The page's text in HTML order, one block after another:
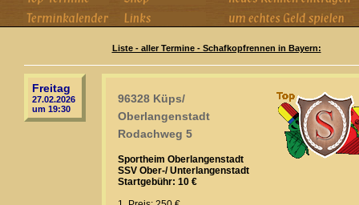
Liste - aller Termine - Schafkopfrennen in Bayern:
Freitag
27.02.2026
um 19:30
96328 Küps/
Oberlangenstadt
Rodachweg 5
Sportheim Oberlangenstadt
SSV Ober-/ Unterlangenstadt
Startgebühr: 10 €